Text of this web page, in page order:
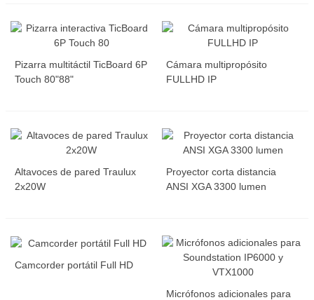
Pizarra multitáctil TicBoard 6P
Touch 80"88"
Cámara multipropósito
FULLHD IP
Altavoces de pared Traulux
2x20W
Proyector corta distancia
ANSI XGA 3300 lumen
Camcorder portátil Full HD
Micrófonos adicionales para